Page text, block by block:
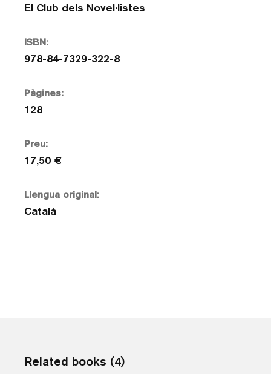
El Club dels Novel·listes
ISBN:
978-84-7329-322-8
Pàgines:
128
Preu:
17,50 €
Llengua original:
Català
Related books (4)